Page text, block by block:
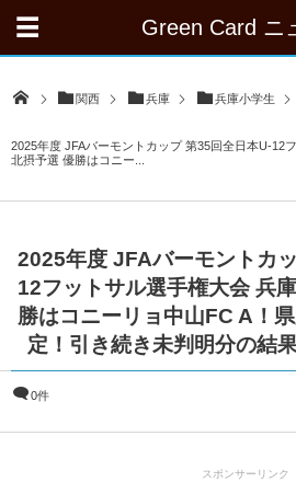
Green Card ニ
関西 兵庫 兵庫小学生
2025年度 JFAバーモントカップ 第35回全日本U-12
北摂予選 優勝はコニー...
2025年度 JFAバーモントカ
12フットサル選手権大会 兵
勝はコニーリョ中山FC A！
定！引き続き未判明分の結
0件
スポンサーリンク